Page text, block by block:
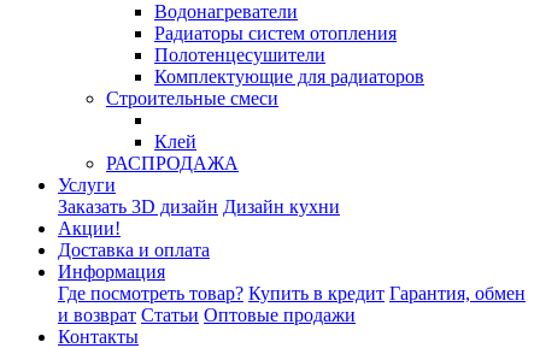
Водонагреватели
Радиаторы систем отопления
Полотенцесушители
Комплектующие для радиаторов
Строительные смеси
Клей
РАСПРОДАЖА
Услуги
Заказать 3D дизайн Дизайн кухни
Акции!
Доставка и оплата
Информация
Где посмотреть товар? Купить в кредит Гарантия, обмен
и возврат Статьи Оптовые продажи
Контакты